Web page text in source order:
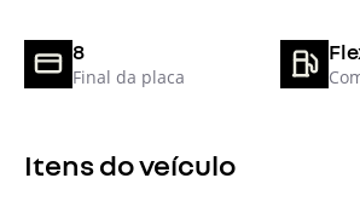
8
Final da placa
Itens do veículo